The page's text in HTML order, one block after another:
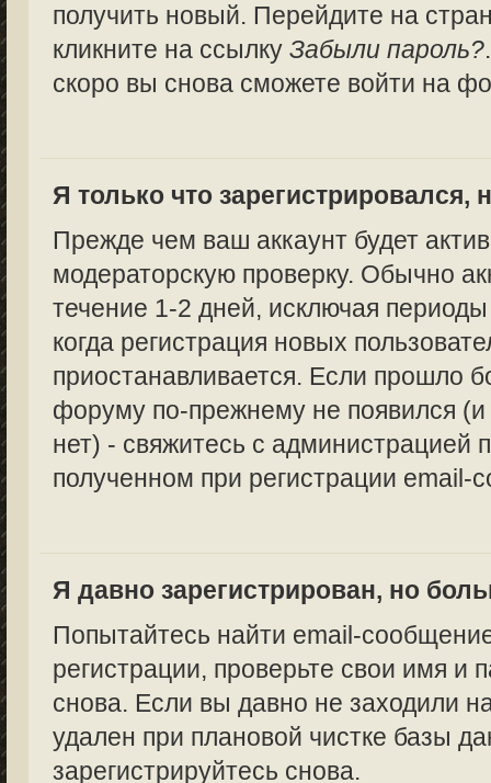
получить новый. Перейдите на
кликните на ссылкуЗабыли пароль?
скоро вы снова сможете войти на
Я только что зарегистрировался,
Прежде чем ваш аккаунт будет
модераторскую проверку. Обычно
течение 1-2 дней, исключая периоды
когда регистрация новых
приостанавливается. Если прошло
форуму по-прежнему не появился
нет) - свяжитесь с администрацией
полученном при регистрации email-
Я давно зарегистрирован, но
Попытайтесь найти email-
регистрации, проверьте свои имя и
снова. Если вы давно не заходили
удален при плановой чистке базы
зарегистрируйтесь снова.